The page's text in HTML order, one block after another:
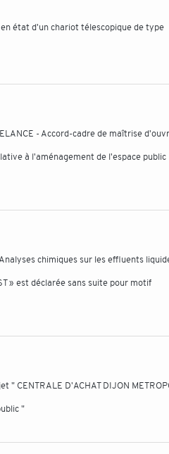
état d'un chariot télescopique de type
- Accord-cadre de maîtrise
à l'aménagement de l'espace public
chimiques sur les effluents
» est déclarée sans suite pour motif
CENTRALE D'ACHAT DIJON
"